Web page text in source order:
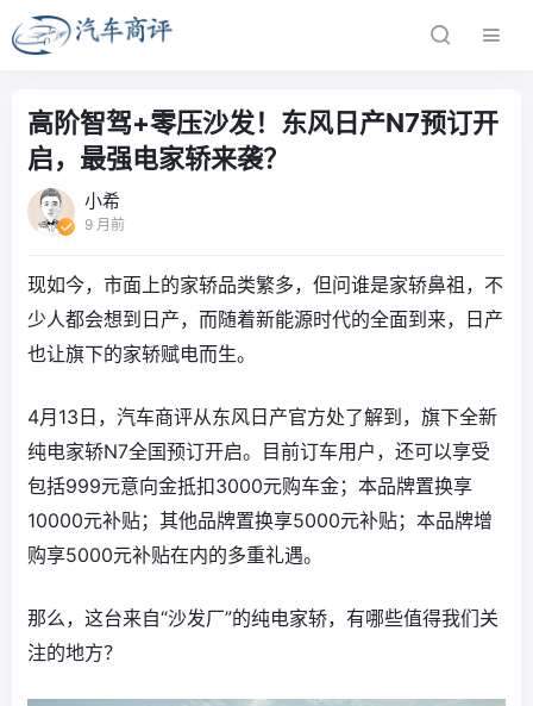
高阶智驾+零压沙发！东风日产N7预订开
启，最强电家轿来袭？
小希
9 月前
现如今，市面上的家轿品类繁多，但问谁是家轿鼻祖，不
少人都会想到日产，而随着新能源时代的全面到来，日产
也让旗下的家轿赋电而生。
4月13日，汽车商评从东风日产官方处了解到，旗下全新
纯电家轿N7全国预订开启。目前订车用户，还可以享受
包括999元意向金抵扣3000元购车金；本品牌置换享
10000元补贴；其他品牌置换享5000元补贴；本品牌增
购享5000元补贴在内的多重礼遇。
那么，这台来自“沙发厂”的纯电家轿，有哪些值得我们关
注的地方？